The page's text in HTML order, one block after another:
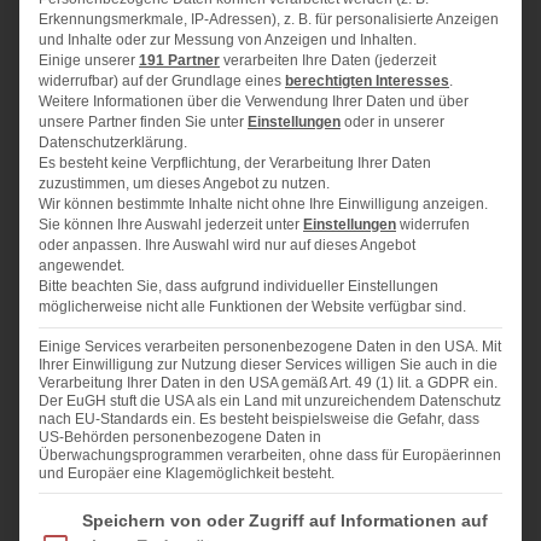
Zutaten für eine Pfanne von 24 cm
Durchmesser:
– 8 große Pfirsiche oder Nektarinen
EL brauner Zucker
Prise Salz
EL Butter
EL Zitronensaft
Topping:
200 gMehl
TL Backpulver
TL Vanillepaste
EL brauner Zucker
200ml Buttermilch
50 gsehr weiche Butter
Zimt-Zucker zum Bestreuen
Erkennungsmerkmale, IP-Adressen), z. B. für personalisierte Anzeigen
und Inhalte oder zur Messung von Anzeigen und Inhalten.
Einige unserer 191 Partner verarbeiten Ihre Daten (jederzeit
widerrufbar) auf der Grundlage eines berechtigten Interesses.
Weitere Informationen über die Verwendung Ihrer Daten und über
unsere Partner finden Sie unter Einstellungen oder in unserer
Datenschutzerklärung.
Es besteht keine Verpflichtung, der Verarbeitung Ihrer Daten
zuzustimmen, um dieses Angebot zu nutzen.
Wir können bestimmte Inhalte nicht ohne Ihre Einwilligung anzeigen.
Sie können Ihre Auswahl jederzeit unter Einstellungen widerrufen
oder anpassen. Ihre Auswahl wird nur auf dieses Angebot
angewendet.
Bitte beachten Sie, dass aufgrund individueller Einstellungen
möglicherweise nicht alle Funktionen der Website verfügbar sind.
Einige Services verarbeiten personenbezogene Daten in den USA. Mit
Ihrer Einwilligung zur Nutzung dieser Services willigen Sie auch in die
Verarbeitung Ihrer Daten in den USA gemäß Art. 49 (1) lit. a GDPR ein.
Der EuGH stuft die USA als ein Land mit unzureichendem Datenschutz
nach EU-Standards ein. Es besteht beispielsweise die Gefahr, dass
US-Behörden personenbezogene Daten in
Überwachungsprogrammen verarbeiten, ohne dass für Europäerinnen
und Europäer eine Klagemöglichkeit besteht.
Im Folgenden finden Sie eine Liste der Zwecke des IAB Transparency and
Speichern von oder Zugriff auf Informationen auf